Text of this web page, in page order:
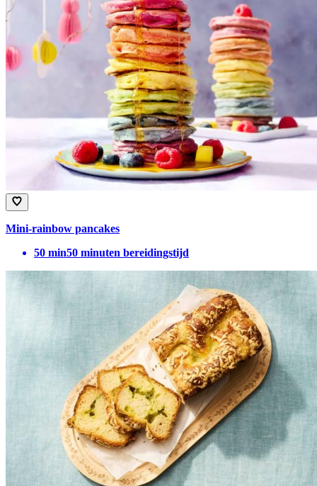
Mini-rainbow pancakes
50 min50 minuten bereidingstijd